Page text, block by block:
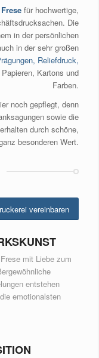
Fresefür hochwertige,
Die
in der persönlichen
in der sehr großen
Reliefdruck,
Kartons und
Farben.
noch gepflegt, denn
sowie die
durch schöne,
besonderen Wert.
vereinbaren
mit Liebe zum
entstehen
emotionalsten